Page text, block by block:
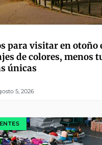
para visitar en otoño
de colores, menos
únicas
5, 2026